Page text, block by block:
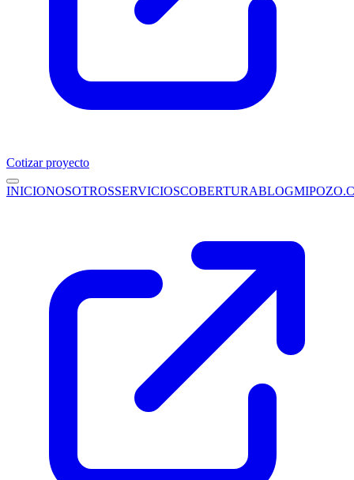
Cotizar proyecto
INICIONOSOTROSSERVICIOSCOBERTURABLOG